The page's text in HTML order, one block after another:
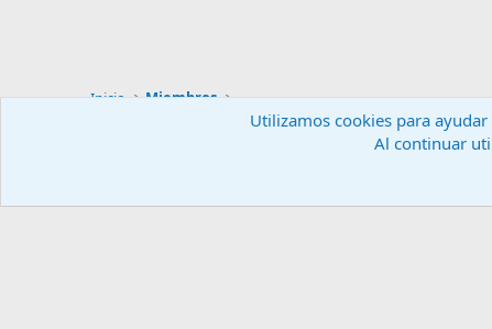
Inicio Miembros
Utilizamos cookies para
Al continuar